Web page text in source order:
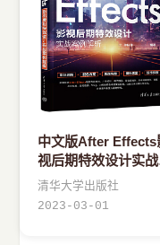
中文版After Effects
视后期特效设计实战
例解析
清华大学出版社
2023-03-01